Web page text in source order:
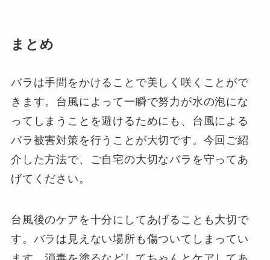
まとめ
バラは手間をかけることで美しく咲くことがで
きます。台風によって一瞬で努力が水の泡にな
ってしまうことを避けるためにも、台風による
バラ被害対策を行うことが大切です。今回ご紹
介した方法で、ご自宅の大切なバラを守ってあ
げてください。
台風後のケアを十分にしてあげることも大切で
す。バラは見えない場所も傷ついてしまってい